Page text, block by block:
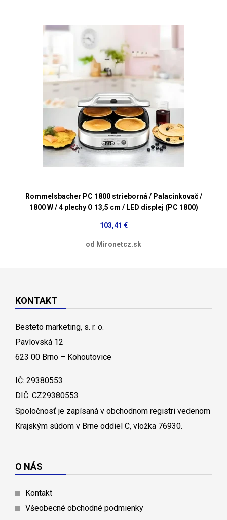
Rommelsbacher PC 1800 strieborná / Palacinkovač /
1800 W / 4 plechy O 13,5 cm / LED displej (PC 1800)
103,41 €
od Mironetcz.sk
KONTAKT
Besteto marketing, s. r. o.
Pavlovská 12
623 00 Brno – Kohoutovice
IČ: 29380553
DIČ: CZ29380553
Spoločnosť je zapísaná v obchodnom registri vedenom
Krajským súdom v Brne oddiel C, vložka 76930.
O NÁS
Kontakt
Všeobecné obchodné podmienky